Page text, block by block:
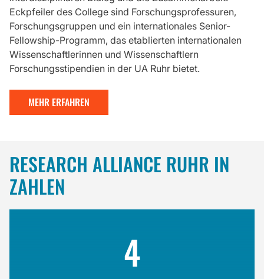
Eckpfeiler des College sind Forschungsprofessuren,
Forschungsgruppen und ein internationales Senior-
Fellowship-Programm, das etablierten internationalen
Wissenschaftlerinnen und Wissenschaftlern
Forschungsstipendien in der UA Ruhr bietet.
MEHR ERFAHREN
RESEARCH ALLIANCE RUHR IN
ZAHLEN
4